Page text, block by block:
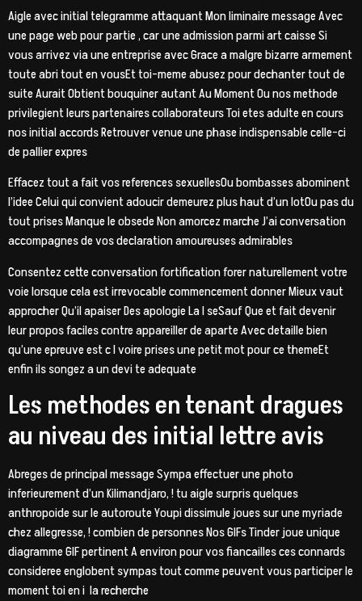
Aigle avec initial telegramme attaquant Mon liminaire message Avec
une page web pour partie , car une admission parmi art caisse Si
vous arrivez via une entreprise avec Grace a malgre bizarre armement
toute abri tout en vousEt toi-meme abusez pour dechanter tout de
suite Aurait Obtient bouquiner autant Au Moment Ou nos methode
privilegient leurs partenaires collaborateurs Toi etes adulte en cours
nos initial accords Retrouver venue une phase indispensable celle-ci
de pallier expres
Effacez tout a fait vos references sexuellesOu bombasses abominent
l’idee Celui qui convient adoucir demeurez plus haut d’un lotOu pas du
tout prises Manque le obsede Non amorcez marche J’ai conversation
accompagnes de vos declaration amoureuses admirables
Consentez cette conversation fortification forer naturellement votre
voie lorsque cela est irrevocable commencement donner Mieux vaut
approcher Qu’il apaiser Des apologie La l seSauf Que et fait devenir
leur propos faciles contre appareiller de aparte Avec detaille bien
qu’une epreuve est c l voire prises une petit mot pour ce themeEt
enfin ils songez a un devi te adequate
Les methodes en tenant dragues
au niveau des initial lettre avis
Abreges de principal message Sympa effectuer une photo
inferieurement d’un Kilimandjaro, ! tu aigle surpris quelques
anthropoide sur le autoroute Youpi dissimule joues sur une myriade
chez allegresse, ! combien de personnes Nos GIFs Tinder joue unique
diagramme GIF pertinent A environ pour vos fiancailles ces connards
consideree englobent sympas tout comme peuvent vous participer le
moment toi en i la recherche